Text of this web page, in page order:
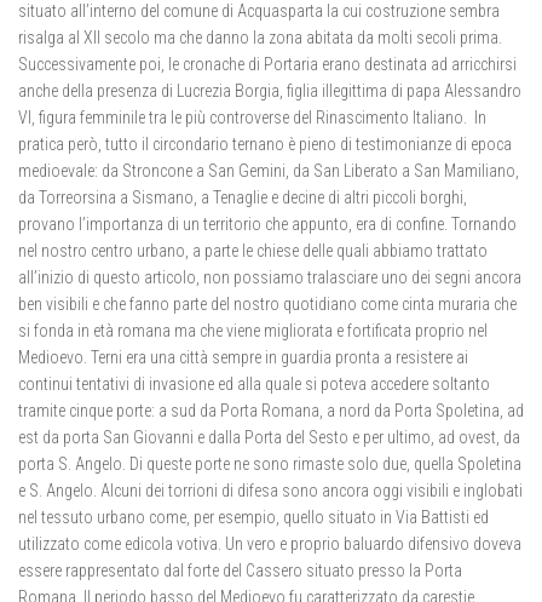
situato all’interno del comune di Acquasparta la cui costruzione sembra
risalga al XII secolo ma che danno la zona abitata da molti secoli prima.
Successivamente poi, le cronache di Portaria erano destinata ad arricchirsi
anche della presenza di Lucrezia Borgia, figlia illegittima di papa Alessandro
VI, figura femminile tra le più controverse del Rinascimento Italiano. In
pratica però, tutto il circondario ternano è pieno di testimonianze di epoca
medioevale: da Stroncone a San Gemini, da San Liberato a San Mamiliano,
da Torreorsina a Sismano, a Tenaglie e decine di altri piccoli borghi,
provano l’importanza di un territorio che appunto, era di confine. Tornando
nel nostro centro urbano, a parte le chiese delle quali abbiamo trattato
all’inizio di questo articolo, non possiamo tralasciare uno dei segni ancora
ben visibili e che fanno parte del nostro quotidiano come cinta muraria che
si fonda in età romana ma che viene migliorata e fortificata proprio nel
Medioevo. Terni era una città sempre in guardia pronta a resistere ai
continui tentativi di invasione ed alla quale si poteva accedere soltanto
tramite cinque porte: a sud da Porta Romana, a nord da Porta Spoletina, ad
est da porta San Giovanni e dalla Porta del Sesto e per ultimo, ad ovest, da
porta S. Angelo. Di queste porte ne sono rimaste solo due, quella Spoletina
e S. Angelo. Alcuni dei torrioni di difesa sono ancora oggi visibili e inglobati
nel tessuto urbano come, per esempio, quello situato in Via Battisti ed
utilizzato come edicola votiva. Un vero e proprio baluardo difensivo doveva
essere rappresentato dal forte del Cassero situato presso la Porta
Romana. Il periodo basso del Medioevo fu caratterizzato da carestie,